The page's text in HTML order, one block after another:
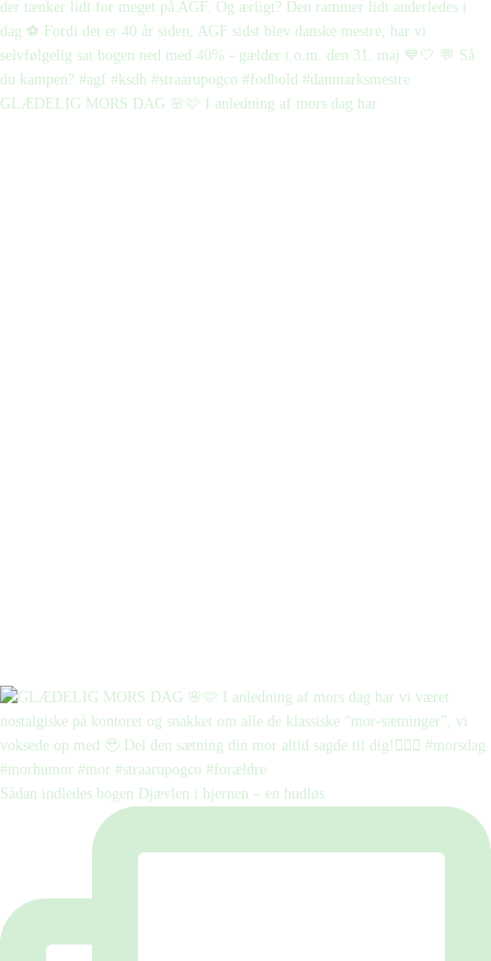
GLÆDELIG MORS DAG 🌸🩷 I anledning af mors dag har
Sådan indledes bogen Djævlen i hjernen – en hudløs